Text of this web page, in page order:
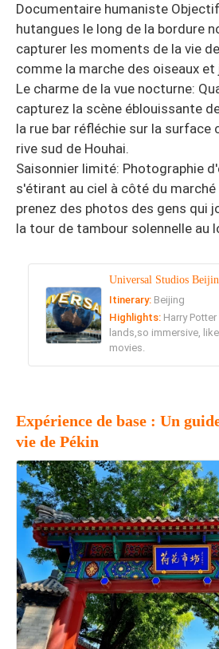
Documentaire humaniste
hutangues le long de la bordure
capturer les moments de la vie
comme la marche des oiseaux et
Le charme de la vue nocturne:
capturez la scène éblouissante
la rue bar réfléchie sur la surface
rive sud de Houhai.
Saisonnier limité: Photographie
s'étirant au ciel à côté du marché
prenez des photos des gens qui
la tour de tambour solennelle au
Universal Studios
Itinerary: Beijing
Highlights: Harry
lands,so immersive,
movies.
Expérience de base : Un
vie de Pékin